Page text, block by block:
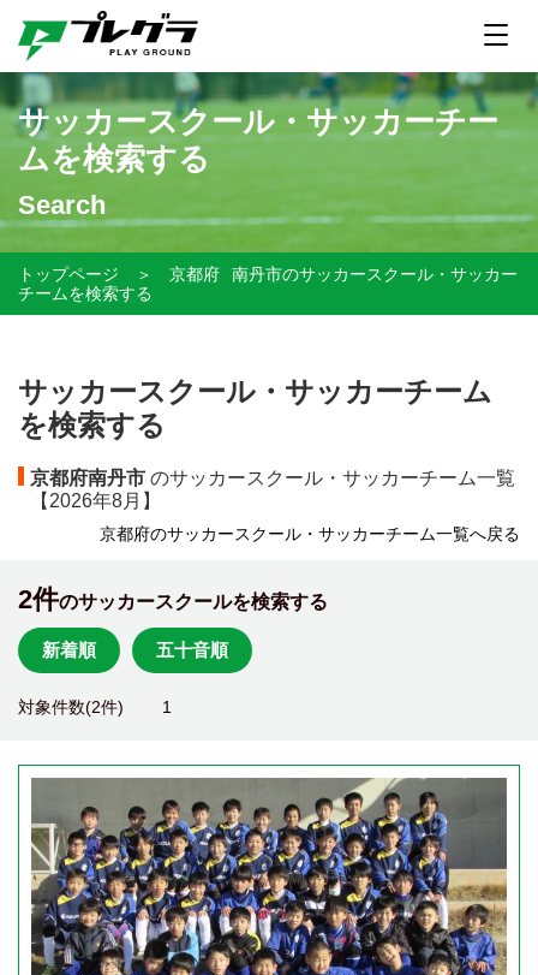
サッカースクール・サッカーチー
ムを検索する
Search
トップページ ＞ 京都府
南丹市のサッカースクール・サッカー
チームを検索する
サッカースクール・サッカーチーム
を検索する
京都府南丹市 のサッカースクール・サッカーチーム一覧
【 2026年8月】
京都府のサッカースクール・サッカーチーム一覧へ戻る
2件のサッカースクールを検索する
新着順 五十音順
対象件数(2件) 1